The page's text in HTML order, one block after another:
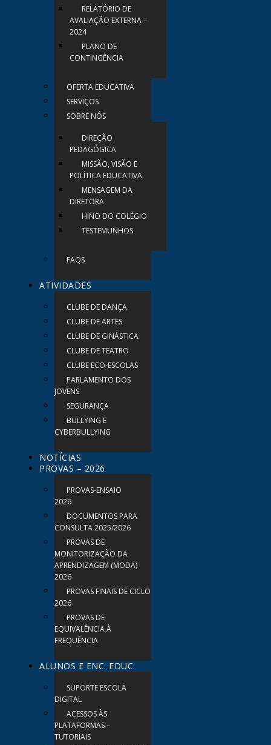
RELATÓRIO DE
AVALIAÇÃO EXTERNA –
2024
PLANO DE
CONTINGÊNCIA
OFERTA EDUCATIVA
SERVIÇOS
SOBRE NÓS
DIREÇÃO
PEDAGÓGICA
MISSÃO, VISÃO E
POLÍTICA EDUCATIVA
MENSAGEM DA
DIRETORA
HINO DO COLÉGIO
TESTEMUNHOS
FAQS
ATIVIDADES
CLUBE DE DANÇA
CLUBE DE ARTES
CLUBE DE GINÁSTICA
CLUBE DE TEATRO
CLUBE ECO-ESCOLAS
PARLAMENTO DOS
JOVENS
SEGURANÇA
BULLYING E
CYBERBULLYING
NOTÍCIAS
PROVAS – 2026
PROVAS-ENSAIO
2026
DOCUMENTOS PARA
CONSULTA 2025/2026
PROVAS DE
MONITORIZAÇÃO DA
APRENDIZAGEM (MODA)
2026
PROVAS FINAIS DE CICLO
2026
PROVAS DE
EQUIVALÊNCIA À
FREQUÊNCIA
ALUNOS E ENC. EDUC.
SUPORTE ESCOLA
DIGITAL
ACESSOS ÀS
PLATAFORMAS –
TUTORIAIS